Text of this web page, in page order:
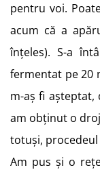
pentru voi.
acum că a
înțeles). S-a
fermentat pe 20
m-aș fi
am obținut o
totuși,
Am pus și o